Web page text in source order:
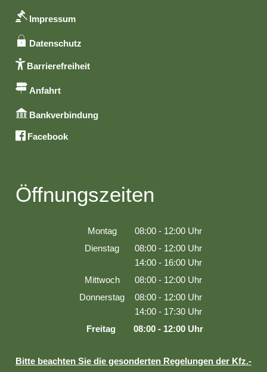
Impressum
Datenschutz
Barrierefreiheit
Anfahrt
Bankverbindung
Facebook
Öffnungszeiten
Montag 08:00 - 12:00 Uhr
Von 08:00 bis 12:00 Uhr
Dienstag 08:00 - 12:00 Uhr
Von 08:00 bis 12:00 Uhr
14:00 - 16:00 Uhr
Von 14:00 bis 16:00 Uhr
Mittwoch 08:00 - 12:00 Uhr
Von 08:00 bis 12:00 Uhr
Donnerstag 08:00 - 12:00 Uhr
Von 08:00 bis 12:00 Uhr
14:00 - 17:30 Uhr
Von 14:00 bis 17:30 Uhr
Freitag 08:00 - 12:00 Uhr
Bitte beachten Sie die gesonderten Regelungen der Kfz.-